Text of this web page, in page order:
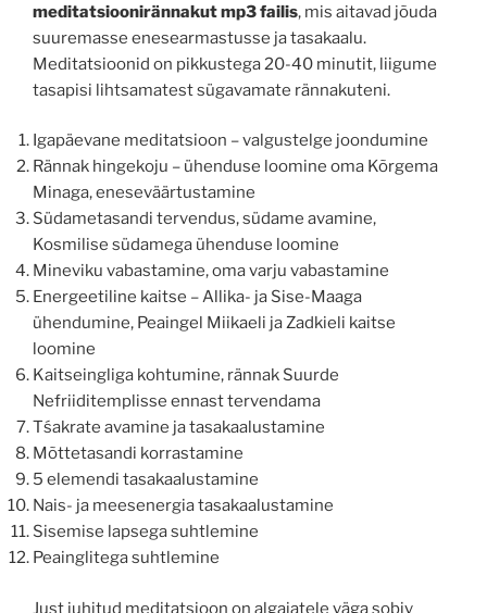
meditatsioonirännakut mp3 failis, mis aitavad jõuda
suuremasse enesearmastusse ja tasakaalu.
Meditatsioonid on pikkustega 20-40 minutit, liigume
tasapisi lihtsamatest sügavamate rännakuteni.
Igapäevane meditatsioon – valgustelge joondumine
Rännak hingekoju – ühenduse loomine oma Kõrgema
Minaga, eneseväärtustamine
Südametasandi tervendus, südame avamine,
Kosmilise südamega ühenduse loomine
Mineviku vabastamine, oma varju vabastamine
Energeetiline kaitse – Allika- ja Sise-Maaga
ühendumine, Peaingel Miikaeli ja Zadkieli kaitse
loomine
Kaitseingliga kohtumine, rännak Suurde
Nefriiditemplisse ennast tervendama
Tśakrate avamine ja tasakaalustamine
Mõttetasandi korrastamine
5 elemendi tasakaalustamine
Nais- ja meesenergia tasakaalustamine
Sisemise lapsega suhtlemine
Peainglitega suhtlemine
Just juhitud meditatsioon on algajatele väga sobiv